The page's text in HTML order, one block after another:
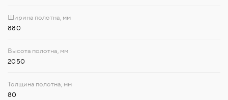
880
2050
80